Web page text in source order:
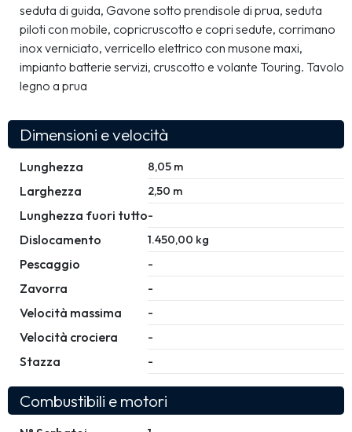
seduta di guida, Gavone sotto prendisole di prua, seduta
piloti con mobile, copricruscotto e copri sedute, corrimano
inox verniciato, verricello elettrico con musone maxi,
impianto batterie servizi, cruscotto e volante Touring. Tavolo
legno a prua
Dimensioni e velocità
Lunghezza 8,05 m
Larghezza 2,50 m
Lunghezza fuori tutto-
Dislocamento 1.450,00 kg
Pescaggio -
Zavorra -
Velocità massima -
Velocità crociera -
Stazza -
Combustibili e motori